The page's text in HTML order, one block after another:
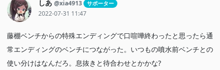
しあ @xia4913 サポーター
2022-07-31 11:47
藤棚ベンチからの特殊エンディングで口喧嘩終わったと思ったら通
常エンディングのベンチにつながった。いつもの噴水前ベンチとの
使い分けはなんだろ。息抜きと待合わせとかかな?